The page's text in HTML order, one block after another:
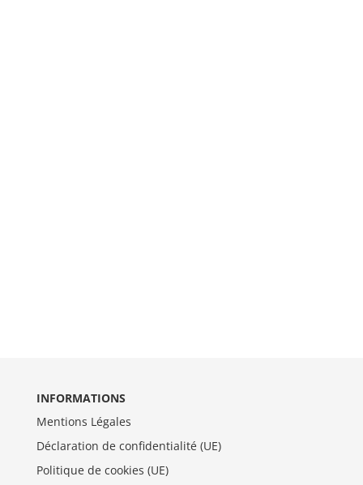
INFORMATIONS
Mentions Légales
Déclaration de confidentialité (UE)
Politique de cookies (UE)